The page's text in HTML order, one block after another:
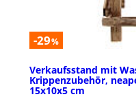
-29%
Verkaufsstand mit
Krippenzubehör,
15x10x5 cm